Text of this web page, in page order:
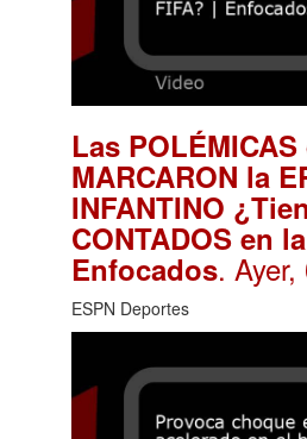
Las
MARCARON la
INFANTINO
CONTADOS en
Enfocados.
ESPN Deportes